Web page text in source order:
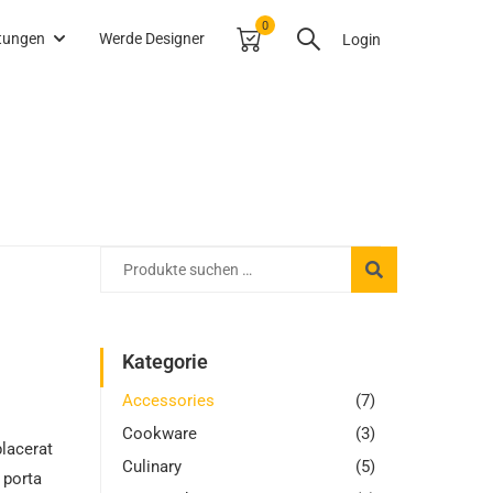
Werde Designer
0
Login
porta
Kategorie
Accessories
(7)
Cookware
(3)
Culinary
(5)